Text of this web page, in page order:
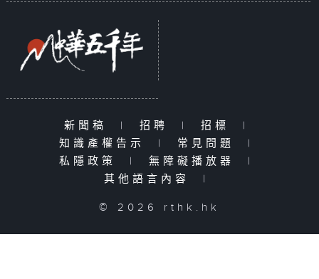
新聞稿 | 招聘 | 招標
|
知識產權告示
| 常見問題
|
私隱政策
| 無障礙播放器
|
其他語言內容
|
© 2026 rthk.hk